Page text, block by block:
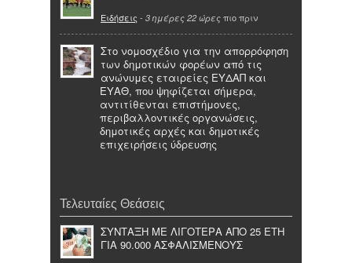
Ειδήσεις - 3 ημέρες 22 ώρες πιο πριν
Στο νομοσχέδιο για την απορρόφηση
των δημοτικών φορέων από τις
ανώνυμες εταιρείες ΕΥΔΑΠ και
ΕΥΑΘ, που ψηφίζεται σήμερα,
αντιτίθενται επιστήμονες,
περιβαλλοντικές οργανώσεις,
δημοτικές αρχές και δημοτικές
επιχειρήσεις ύδρευσης
Τελευταίες Θεάσεις
ΣΥΝΤΑΞΗ ΜΕ ΛΙΓΟΤΕΡΑ ΑΠΟ 25 ΕΤΗ
ΓΙΑ 90.000 ΑΣΦΑΛΙΣΜΕΝΟΥΣ